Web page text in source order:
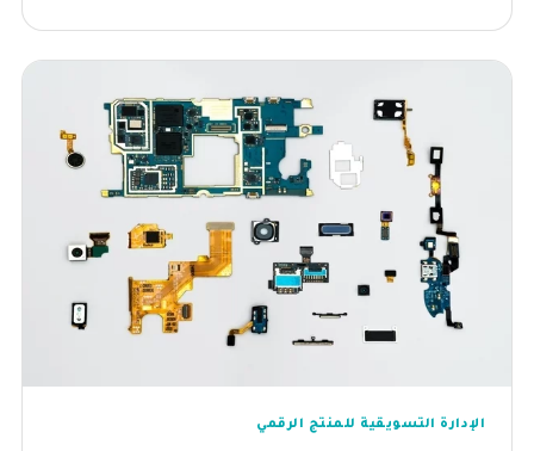
الإدارة التسويقية للمنتج الرقمي